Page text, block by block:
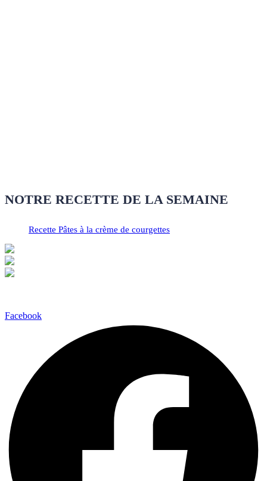
NOTRE RECETTE DE LA SEMAINE
Recette Pâtes à la crème de courgettes
Facebook